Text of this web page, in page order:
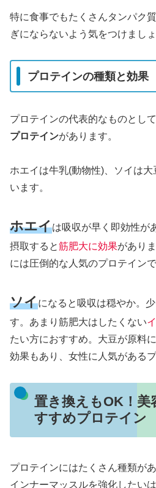
特に食事でもたくさんタンパク
ぎにならないよう気をつけましょ
プロテインの種類と効果
プロテインの代表的なものとして
プロテインがあります。
ホエイは牛乳(動物性)、ソイは
います。
ホエイは吸収が早く即効性が
摂取すると筋肥大に効果があり
には圧倒的な人気のプロテインで
ソイになると吸収は穏やか。
す。あまり筋肥大はしたくない
たい方におすすめ。大豆が原料
効果もあり、女性に人気がある
置き換えもOK！美
すすめプロテイン
プロテインにはたくさん種類が
インナーマッスルを強化したい